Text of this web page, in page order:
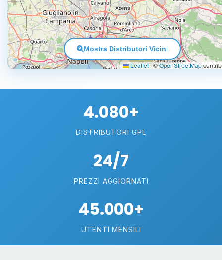
Leaflet | ©OpenStreetMap
Mostra Distributori Vicini
4.080+
DISTRIBUTORI GPL
24/7
PREZZI AGGIORNATI
45.000+
UTENTI MENSILI